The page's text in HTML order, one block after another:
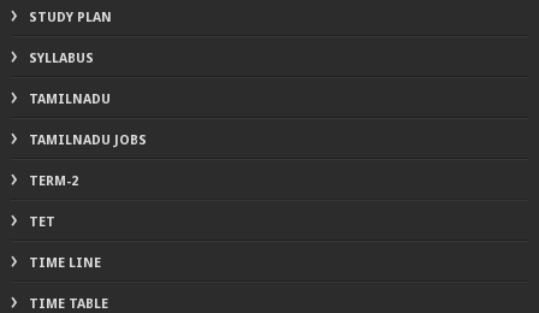
STUDY PLAN
SYLLABUS
TAMILNADU
TAMILNADU JOBS
TERM-2
TET
TIME LINE
TIME TABLE